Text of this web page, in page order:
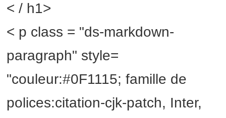
< / h1>
< p class = "ds-markdown-
paragraph" style=
"couleur:#0F1115; famille de
polices:citation-cjk-patch, Inter,